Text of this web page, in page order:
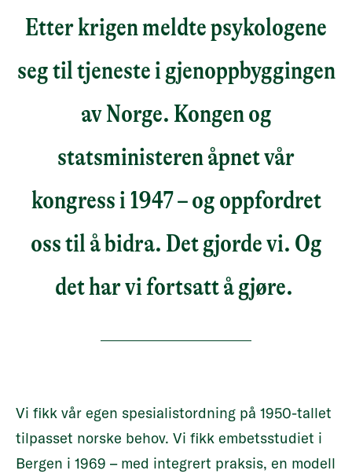
Etter krigen meldte psykologene
seg til tjeneste i gjenoppbyggingen
av Norge. Kongen og
statsministeren åpnet vår
kongress i 1947 – og oppfordret
oss til å bidra. Det gjorde vi. Og
det har vi fortsatt å gjøre.
Vi fikk vår egen spesialistordning på 1950-tallet
tilpasset norske behov. Vi fikk embetsstudiet i
Bergen i 1969 – med integrert praksis, en modell